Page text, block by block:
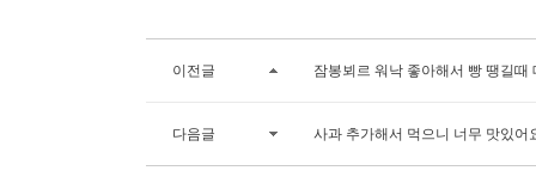
이전글 잠봉뵈르 워낙 좋아해서 빵 땡길때
다음글 사과 추가해서 먹으니 너무 맛있어